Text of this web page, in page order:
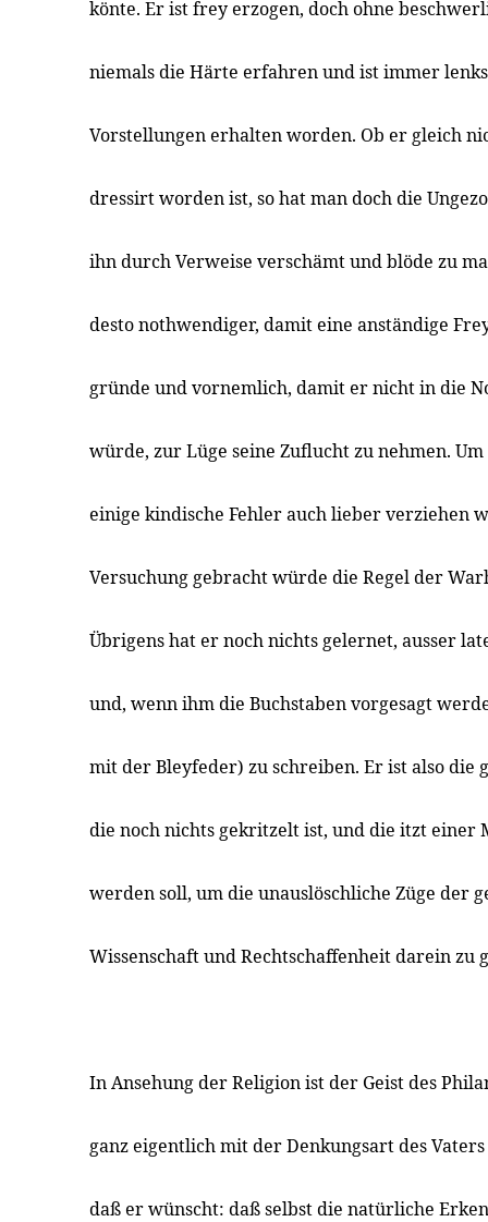
könte. Er ist frey erzogen, doch ohne
niemals die Härte erfahren und ist immer
Vorstellungen erhalten worden. Ob er gleich
dressirt worden ist, so hat man doch die
ihn durch Verweise verschämt und blöde zu
desto nothwendiger, damit eine anständige
gründe und vornemlich, damit er nicht in die
würde, zur Lüge seine Zuflucht zu nehmen.
einige kindische Fehler auch lieber verziehen
Versuchung gebracht würde die Regel der
Übrigens hat er noch nichts gelernet, ausser
und, wenn ihm die Buchstaben vorgesagt
mit der Bleyfeder) zu schreiben. Er ist also die
die noch nichts gekritzelt ist, und die itzt
werden soll, um die unauslöschliche Züge der
Wissenschaft und Rechtschaffenheit darein zu
In Ansehung der Religion ist der Geist des
ganz eigentlich mit der Denkungsart des
daß er wünscht: daß selbst die natürliche